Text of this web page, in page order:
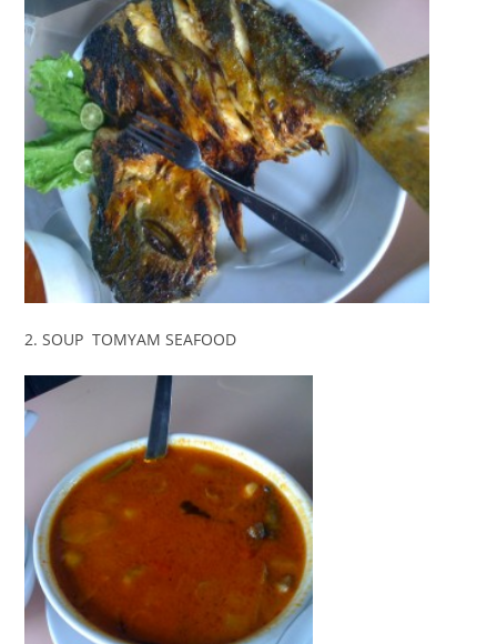
2. SOUP TOMYAM SEAFOOD